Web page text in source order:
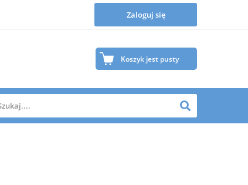
Zaloguj się
Koszyk jest pusty